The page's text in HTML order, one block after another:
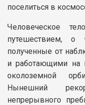
поселиться в
Человеческое
путешествием, о
полученные от
и работающими на
околоземной
Нынешний
непрерывного